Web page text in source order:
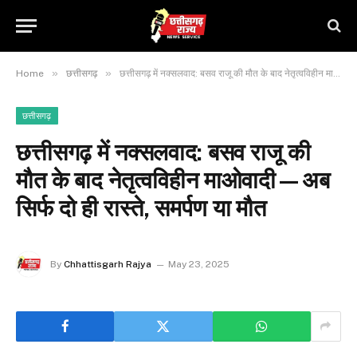
Home » छत्तीसगढ़ » छत्तीसगढ़ में नक्सलवाद: बसव राजू की मौत के बाद नेतृत्वविहीन माओवादी—अब सिर्फ दो ही रास्ते, समर्पण या मौत
छत्तीसगढ़
छत्तीसगढ़ में नक्सलवाद: बसव राजू की
मौत के बाद नेतृत्वविहीन माओवादी—अब
सिर्फ दो ही रास्ते, समर्पण या मौत
By Chhattisgarh Rajya May 23, 2025